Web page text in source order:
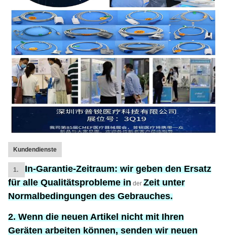
Kundendienste
1. In-Garantie-Zeitraum:wir geben den Ersatz
füralle Qualitätsprobleme in der Zeit unter
Normalbedingungen des Gebrauches.
2. Wenn die neuen Artikel nicht mit Ihren
Geräten arbeiten können, senden wir neuen